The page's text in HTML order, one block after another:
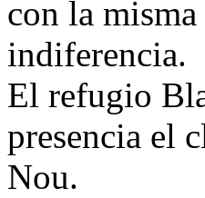
con la
indiferencia.
El refugio
presencia el
Nou.